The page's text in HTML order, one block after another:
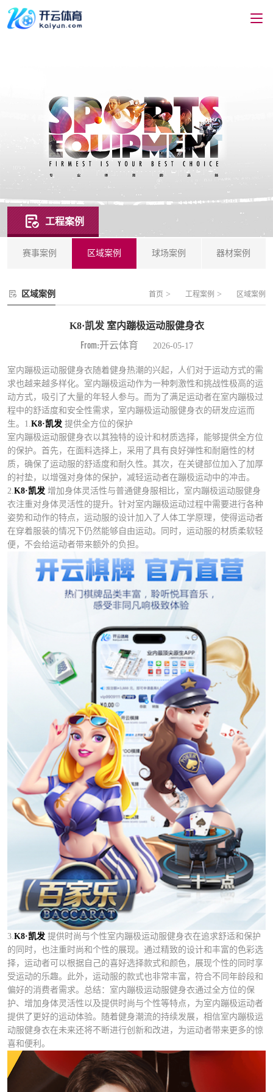
工程案例
赛事案例 区域案例 球场案例 器材案例
区域案例 首页 > 工程案例 > 区域案例
K8·凯发 室内蹦极运动服健身衣
From:开云体育 2026-05-17
室内蹦极运动服健身衣随着健身热潮的兴起，人们对于运动方式的需
求也越来越多样化。室内蹦极运动作为一种刺激性和挑战性极高的运
动方式，吸引了大量的年轻人参与。而为了满足运动者在室内蹦极过
程中的舒适度和安全性需求，室内蹦极运动服健身衣的研发应运而
生。1. K8·凯发 提供全方位的保护
室内蹦极运动服健身衣以其独特的设计和材质选择，能够提供全方位
的保护。首先，在面料选择上，采用了具有良好弹性和耐磨性的材
质，确保了运动服的舒适度和耐久性。其次，在关键部位加入了加厚
的衬垫，以增强对身体的保护，减轻运动者在蹦极运动中的冲击。
2. K8·凯发 增加身体灵活性与普通健身服相比，室内蹦极运动服健身
衣注重对身体灵活性的提升。针对室内蹦极运动过程中需要进行各种
姿势和动作的特点，运动服的设计加入了人体工学原理，使得运动者
在穿着服装的情况下仍然能够自由运动。同时，运动服的材质柔软轻
便，不会给运动者带来额外的负担。
3.K8·凯发 提供时尚与个性室内蹦极运动服健身衣在追求舒适和保护
的同时，也注重时尚和个性的展现。通过精致的设计和丰富的色彩选
择，运动者可以根据自己的喜好选择款式和颜色，展现个性的同时享
受运动的乐趣。此外，运动服的款式也非常丰富，符合不同年龄段和
偏好的消费者需求。总结：室内蹦极运动服健身衣通过全方位的保
护、增加身体灵活性以及提供时尚与个性等特点，为室内蹦极运动者
提供了更好的运动体验。随着健身潮流的持续发展，相信室内蹦极运
动服健身衣在未来还将不断进行创新和改进，为运动者带来更多的惊
喜和便利。